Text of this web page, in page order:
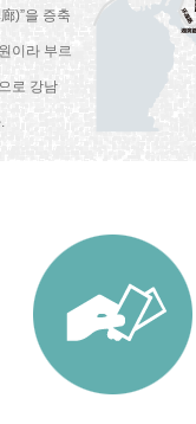
)”을 증축
이라 부르
로 강남